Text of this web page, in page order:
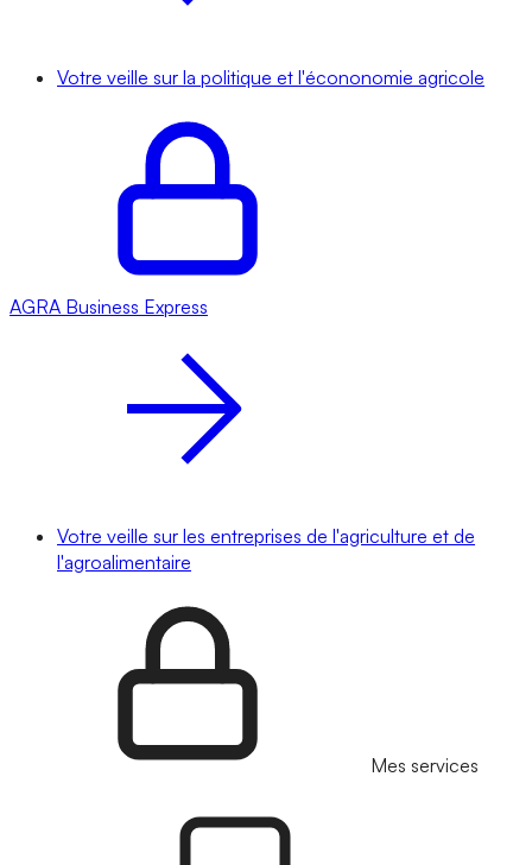
Votre veille sur la politique et l'écononomie agricole
AGRA Business Express
Votre veille sur les entreprises de l'agriculture et de
l'agroalimentaire
Mes services